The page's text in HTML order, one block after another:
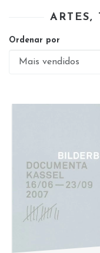
ARTES,
Ordenar por